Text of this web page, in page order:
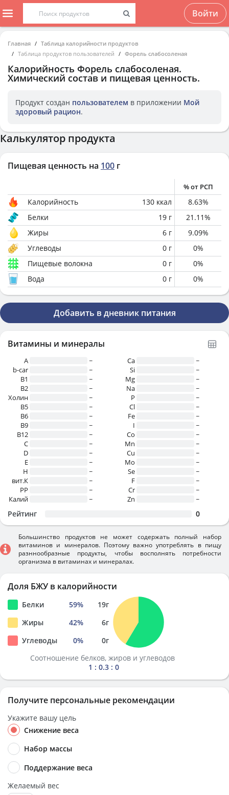
Войти
Главная
Таблица калорийности продуктов
Таблица продуктов пользователей
Форель слабосоленая
Калорийность Форель слабосоленая.
Химический состав и пищевая ценность.
Продукт создан пользователем в приложении Мой
здоровый рацион.
Калькулятор продукта
Пищевая ценность на 100 г
% от РСП
Калорийность 130 ккал 8.63%
Белки
19 г 21.11%
Жиры
6 г 9.09%
Углеводы
0 г 0%
Пищевые волокна
0 г 0%
Вода
0 г 0%
Добавить в дневник питания
Витамины и минералы
A
~
b-car
~
В1
~
B2
~
Холин
~
B5
~
B6
~
B9
~
B12
~
C
~
D
~
E
~
H
~
вит.К
~
PP
~
Калий
~
Ca
~
Si
~
Mg
~
Na
~
P
~
Cl
~
Fe
~
I
~
Co
~
Mn
~
Cu
~
Mo
~
Se
~
F
~
Cr
~
Zn
~
Рейтинг 0
Большинство продуктов не может содержать полный набор
витаминов и минералов. Поэтому важно употреблять в пищу
разннообразные продукты, чтобы восполнять потребности
организма в витаминах и минералах.
Доля БЖУ в калорийности
Белки 59% 19г
Жиры
42% 6г
Углеводы
0% 0г
Соотношение белков, жиров и углеводов
1 : 0.3 : 0
Получите персональные рекомендации
Укажите вашу цель
Снижение веса
Набор массы
Поддержание веса
Желаемый вес